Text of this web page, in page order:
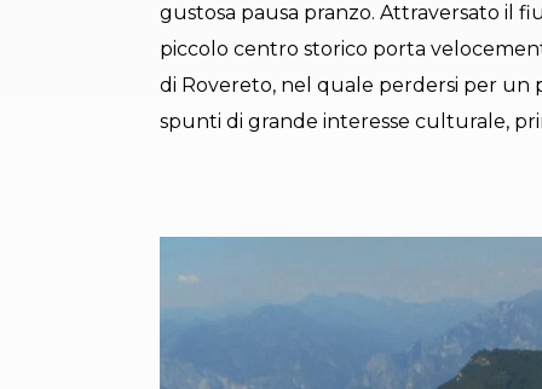
gustosa pausa pranzo. Attraversato il
piccolo centro storico porta
di Rovereto, nel quale perdersi per un
spunti di grande interesse culturale,